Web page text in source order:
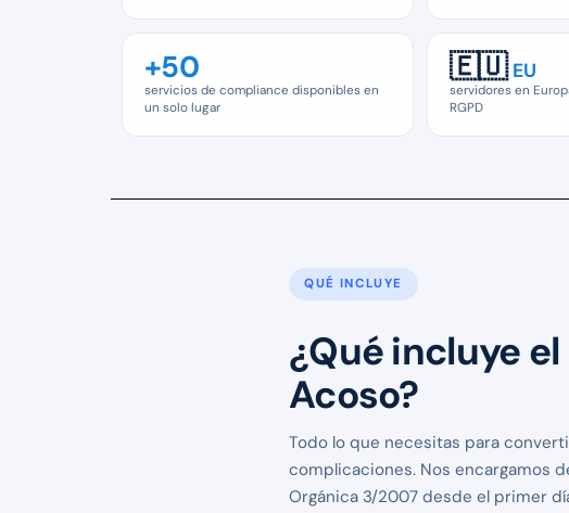
+50
servicios de compliance disponibles en
un solo lugar
🇪🇺EU
servidores en
RGPD
QUÉ INCLUYE
¿Qué incluye
Acoso?
Todo lo que necesitas para
complicaciones. Nos encargamos
Orgánica 3/2007 desde el primer